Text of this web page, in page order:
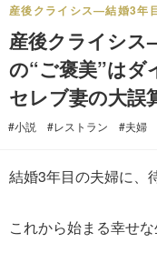
産後クライシス—結婚3年
産後クライシ
の“ご褒美”はダ
セレブ妻の大誤
#小説 #レストラン #夫婦
結婚3年目の夫婦に、
これから始まる幸せ